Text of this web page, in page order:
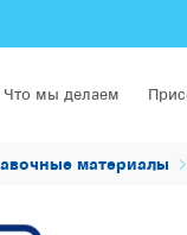
Что мы делаем
материалы